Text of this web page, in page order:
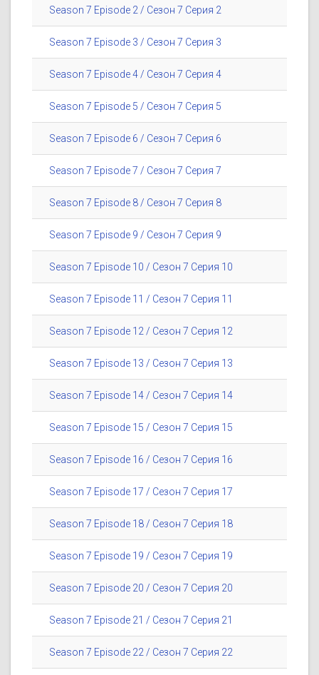
Season 7 Episode 2 / Сезон 7 Серия 2
Season 7 Episode 3 / Сезон 7 Серия 3
Season 7 Episode 4 / Сезон 7 Серия 4
Season 7 Episode 5 / Сезон 7 Серия 5
Season 7 Episode 6 / Сезон 7 Серия 6
Season 7 Episode 7 / Сезон 7 Серия 7
Season 7 Episode 8 / Сезон 7 Серия 8
Season 7 Episode 9 / Сезон 7 Серия 9
Season 7 Episode 10 / Сезон 7 Серия 10
Season 7 Episode 11 / Сезон 7 Серия 11
Season 7 Episode 12 / Сезон 7 Серия 12
Season 7 Episode 13 / Сезон 7 Серия 13
Season 7 Episode 14 / Сезон 7 Серия 14
Season 7 Episode 15 / Сезон 7 Серия 15
Season 7 Episode 16 / Сезон 7 Серия 16
Season 7 Episode 17 / Сезон 7 Серия 17
Season 7 Episode 18 / Сезон 7 Серия 18
Season 7 Episode 19 / Сезон 7 Серия 19
Season 7 Episode 20 / Сезон 7 Серия 20
Season 7 Episode 21 / Сезон 7 Серия 21
Season 7 Episode 22 / Сезон 7 Серия 22